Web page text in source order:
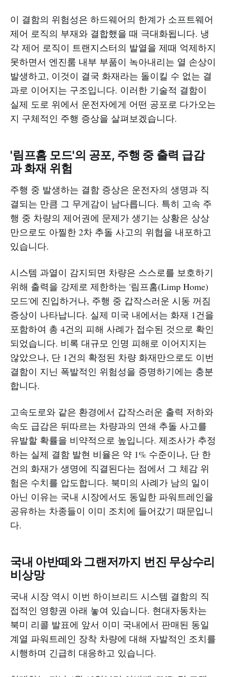
이 결함의 위험성은 하드웨어의 한계가 소프트웨어
제어 로직의 부재와 결합했을 때 극대화됩니다. 냉
각 제어 로직이 트랜지스터의 발열을 제때 억제하지
못하면서 엔진룸 내부 부품이 녹아내리는 열 손상이
발생하고, 이것이 결국 화재라는 돌이킬 수 없는 결
과로 이어지는 구조입니다. 이러한 기술적 결함이
실제 도로 위에서 운전자에게 어떤 공포로 다가오는
지 구체적인 주행 증상을 살펴보겠습니다.
'림프홈 모드'의 공포, 주행 중 출력 급감
과 화재 위험
주행 중 발생하는 결함 증상은 운전자의 생명과 직
결되는 만큼 그 무게감이 남다릅니다. 특히 고속 주
행 중 차량의 제어권에 문제가 생기는 상황은 상상
만으로도 아찔한 2차 추돌 사고의 위협을 내포하고
있습니다.
시스템 과열이 감지되면 차량은 스스로를 보호하기
위해 출력을 강제로 제한하는 '림프홈(Limp Home)
모드'에 진입하거나, 주행 중 갑작스러운 시동 꺼짐
증상이 나타납니다. 실제 미국 내에서는 화재 1건을
포함하여 총 4건의 피해 사례가 접수된 것으로 확인
되었습니다. 비록 대규모 인명 피해로 이어지지는
않았으나, 단 1건의 확정된 차량 화재만으로도 이번
결함이 지닌 폭발적인 위험성을 증명하기에는 충분
합니다.
고속도로와 같은 환경에서 갑작스러운 출력 저하와
속도 급감은 뒤따르는 차량과의 연쇄 추돌 사고를
유발할 확률을 비약적으로 높입니다. 제조사가 추정
하는 실제 결함 발현 비율은 약 1% 수준이나, 단 한
건의 화재가 생명에 직결된다는 점에서 그 체감 위
험은 수치를 압도합니다. 북미의 사례가 남의 일이
아닌 이유는 국내 시장에서도 동일한 파워트레인을
공유하는 차종들이 이미 조치에 들어갔기 때문입니
다.
국내 아반떼와 그랜저까지 번진 무상수리
비상망
국내 시장 역시 이번 하이브리드 시스템 결함의 직
접적인 영향권 아래 놓여 있습니다. 현대자동차는
북미 리콜 발표에 앞서 이미 국내에서 판매된 동일
계열 파워트레인 장착 차량에 대해 자발적인 조치를
시행하며 긴급히 대응하고 있습니다.